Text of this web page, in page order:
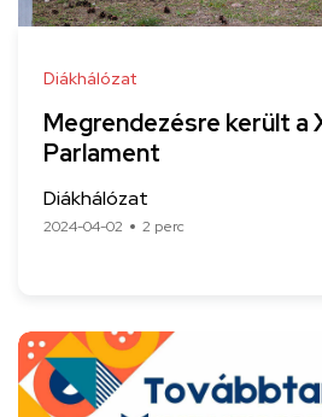
Diákhálózat
Megrendezésre került a
Parlament
Diákhálózat
2024-04-02 2 perc